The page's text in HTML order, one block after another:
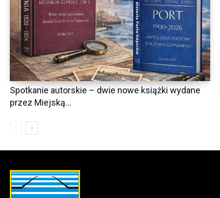
Spotkanie autorskie – dwie nowe książki wydane
przez Miejską...